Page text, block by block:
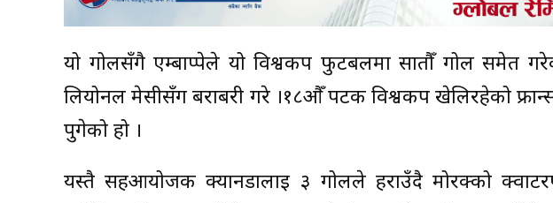
यो गोलसँगै एम्बाप्पेले यो विश्वकप फुटबलमा सातौँ गोल समेत
लियोनल मेसीसँग बराबरी गरे ।१८औँ पटक विश्वकप खेलिरहेको
पुगेको हो ।
यस्तै सहआयोजक क्यानडालाई ३ गोलले हराउँदै मोरक्को